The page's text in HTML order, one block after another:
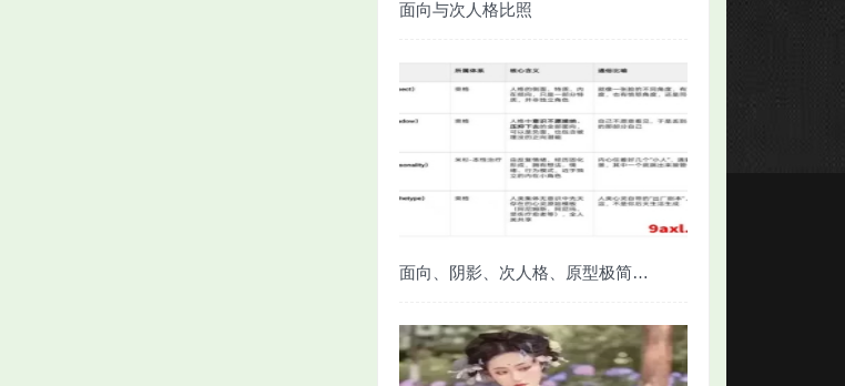
面向与次人格比照
面向、阴影、次人格、原型极简对照